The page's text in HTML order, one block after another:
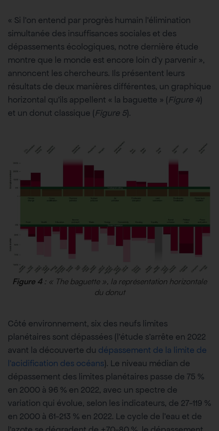
« Si l’on entend par progrès humain l’élimination
simultanée des insuffisances sociales et des
dépassements écologiques, notre dernière étude
montre que le monde est encore loin d’y parvenir »,
annoncent les chercheurs. Ils présentent leurs
résultats de deux manières différentes, un graphique
horizontal qu’ils appellent « la baguette » (Figure 4)
et un donut classique (Figure 5).
Figure 4: « The baguette», la représentation horizontale
du donut
Côté environnement, six des neufs limites
planétaires sont dépassées (l’étude s’arrête en 2022
avant la découverte du dépassement de la limite de
l’acidification des océans). Le niveau médian de
dépassement des limites planétaires passe de 75 %
en 2000 à 96 % en 2022, avec un spectre de
variation qui évolue, selon les indicateurs, de 27-119 %
en 2000 à 61-213 % en 2022. Le cycle de l’eau et de